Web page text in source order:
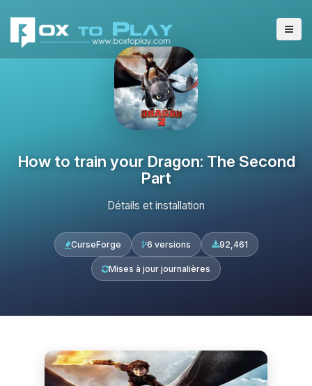
How to train your Dragon: The Second
Part
Détails et installation
CurseForge 6 versions 92,461
Mises à jour journalières